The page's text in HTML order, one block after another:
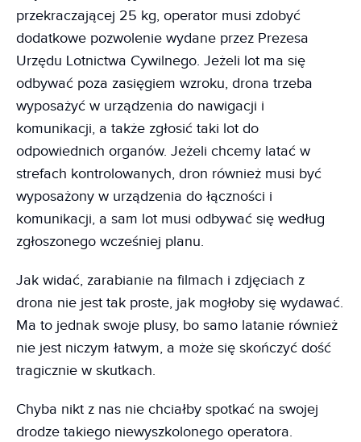
przekraczającej 25 kg, operator musi zdobyć
dodatkowe pozwolenie wydane przez Prezesa
Urzędu Lotnictwa Cywilnego. Jeżeli lot ma się
odbywać poza zasięgiem wzroku, drona trzeba
wyposażyć w urządzenia do nawigacji i
komunikacji, a także zgłosić taki lot do
odpowiednich organów. Jeżeli chcemy latać w
strefach kontrolowanych, dron również musi być
wyposażony w urządzenia do łączności i
komunikacji, a sam lot musi odbywać się według
zgłoszonego wcześniej planu.
Jak widać, zarabianie na filmach i zdjęciach z
drona nie jest tak proste, jak mogłoby się wydawać.
Ma to jednak swoje plusy, bo samo latanie również
nie jest niczym łatwym, a może się skończyć dość
tragicznie w skutkach.
Chyba nikt z nas nie chciałby spotkać na swojej
drodze takiego niewyszkolonego operatora.